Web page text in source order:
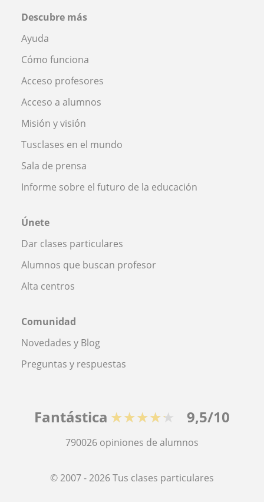
Descubre más
Ayuda
Cómo funciona
Acceso profesores
Acceso a alumnos
Misión y visión
Tusclases en el mundo
Sala de prensa
Informe sobre el futuro de la educación
Únete
Dar clases particulares
Alumnos que buscan profesor
Alta centros
Comunidad
Novedades y Blog
Preguntas y respuestas
Fantástica ★★★★★ 9,5/10
790026 opiniones de alumnos
© 2007 - 2026 Tus clases particulares